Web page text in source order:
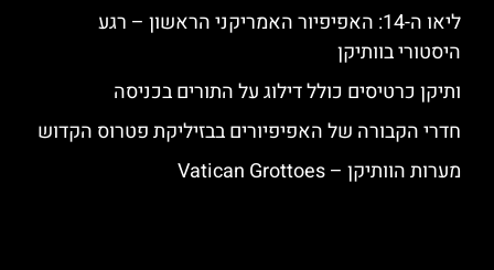
ליאו ה-14: האפיפיור האמריקני הראשון – רגע
היסטורי בוותיקן
ותיקן כרטיסים כולל דילוג על התורים בכניסה
חדרי הקבורה של האפיפיורים בבזיליקת פטרוס הקדוש
מערות הוותיקן – Vatican Grottoes